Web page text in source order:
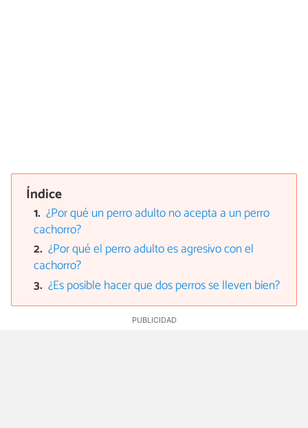
Índice
¿Por qué un perro adulto no acepta a un perro
cachorro?
¿Por qué el perro adulto es agresivo con el
cachorro?
¿Es posible hacer que dos perros se lleven bien?